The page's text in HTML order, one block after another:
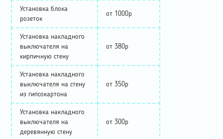
Установка блока
розеток
от 1000р
Установка накладного
выключателя на
кирпичную стену
от 380р
Установка накладного
выключателя на стену
из гипсокартона
от 350р
Установка накладного
выключателя на
деревянную стену
от 300р